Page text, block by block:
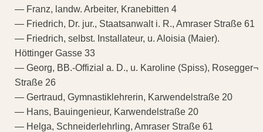
— Franz, landw. Arbeiter, Kranebitten 4
— Friedrich, Dr. jur., Staatsanwalt i. R., Amraser Straße 61
— Friedrich, selbst. Installateur, u. Aloisia (Maier).
Höttinger Gasse 33
— Georg, BB.-Offizial a. D., u. Karoline (Spiss), Rosegger¬
Straße 26
— Gertraud, Gymnastiklehrerin, Karwendelstraße 20
— Hans, Bauingenieur, Karwendelstraße 20
— Helga, Schneiderlehrling, Amraser Straße 61